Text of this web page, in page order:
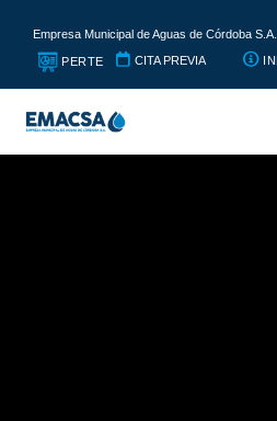
Empresa Municipal de Aguas de Córdoba S.A.
PERTE CITA PREVIA